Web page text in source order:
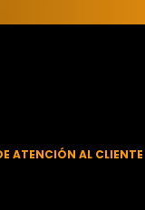
ATENCIÓN AL CLIENTE